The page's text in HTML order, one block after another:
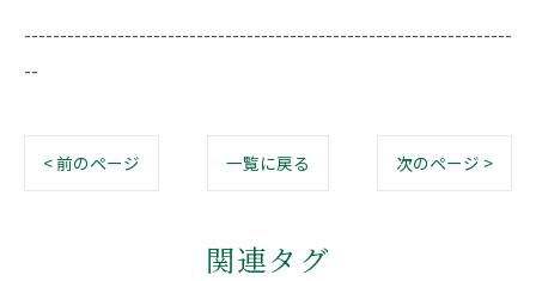
--------------------------------------------------------------------
--
< 前のページ 一覧に戻る 次のページ >
関連タグ